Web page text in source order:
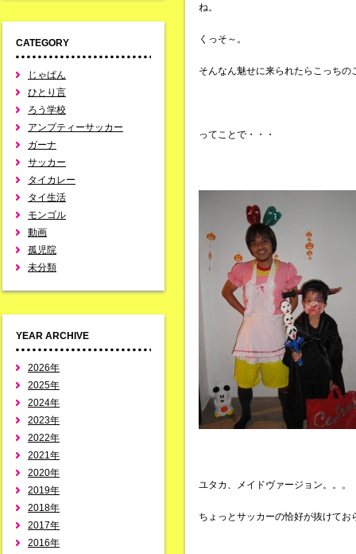
CATEGORY
じゃぱん
ひとり言
ろう学校
アンプティーサッカー
ガーナ
サッカー
タイカレー
タイ生活
モンゴル
動画
孤児院
未分類
YEAR ARCHIVE
2026年
2025年
2024年
2023年
2022年
2021年
2020年
2019年
2018年
2017年
2016年
ね。
くっそ～。
そんなん魅せに来られたらこっちの
ってことで・・・
ユタカ、メイドヴァージョン。。。
ちょっとサッカーの恰好が抜けて